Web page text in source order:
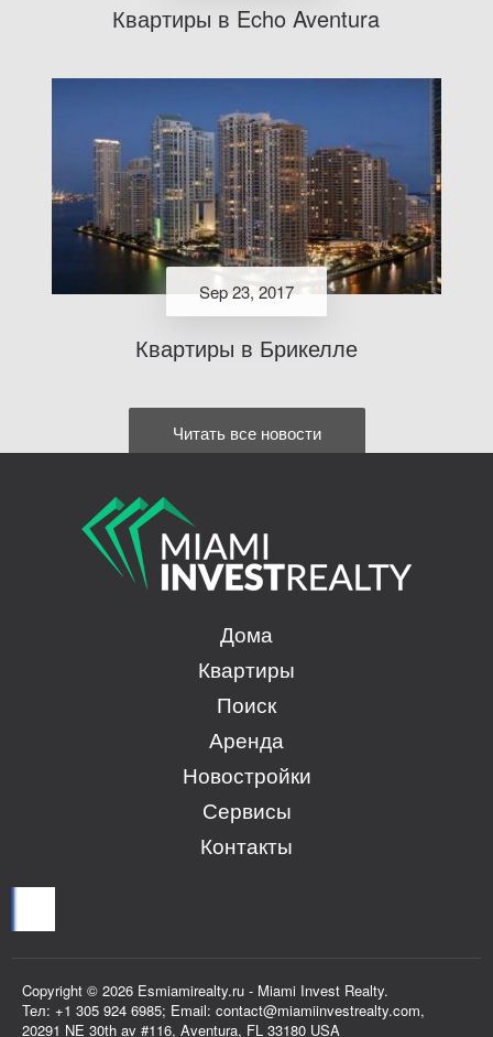
Квартиры в Echo Aventura
Sep 23, 2017
Квартиры в Брикелле
Читать все новости
Дома
Квартиры
Поиск
Аренда
Новостройки
Сервисы
Контакты
Copyright © 2026 Esmiamirealty.ru - Miami Invest Realty.
Тел: +1 305 924 6985; Email: contact@miamiinvestrealty.com,
20291 NE 30th av #116, Aventura, FL 33180 USA